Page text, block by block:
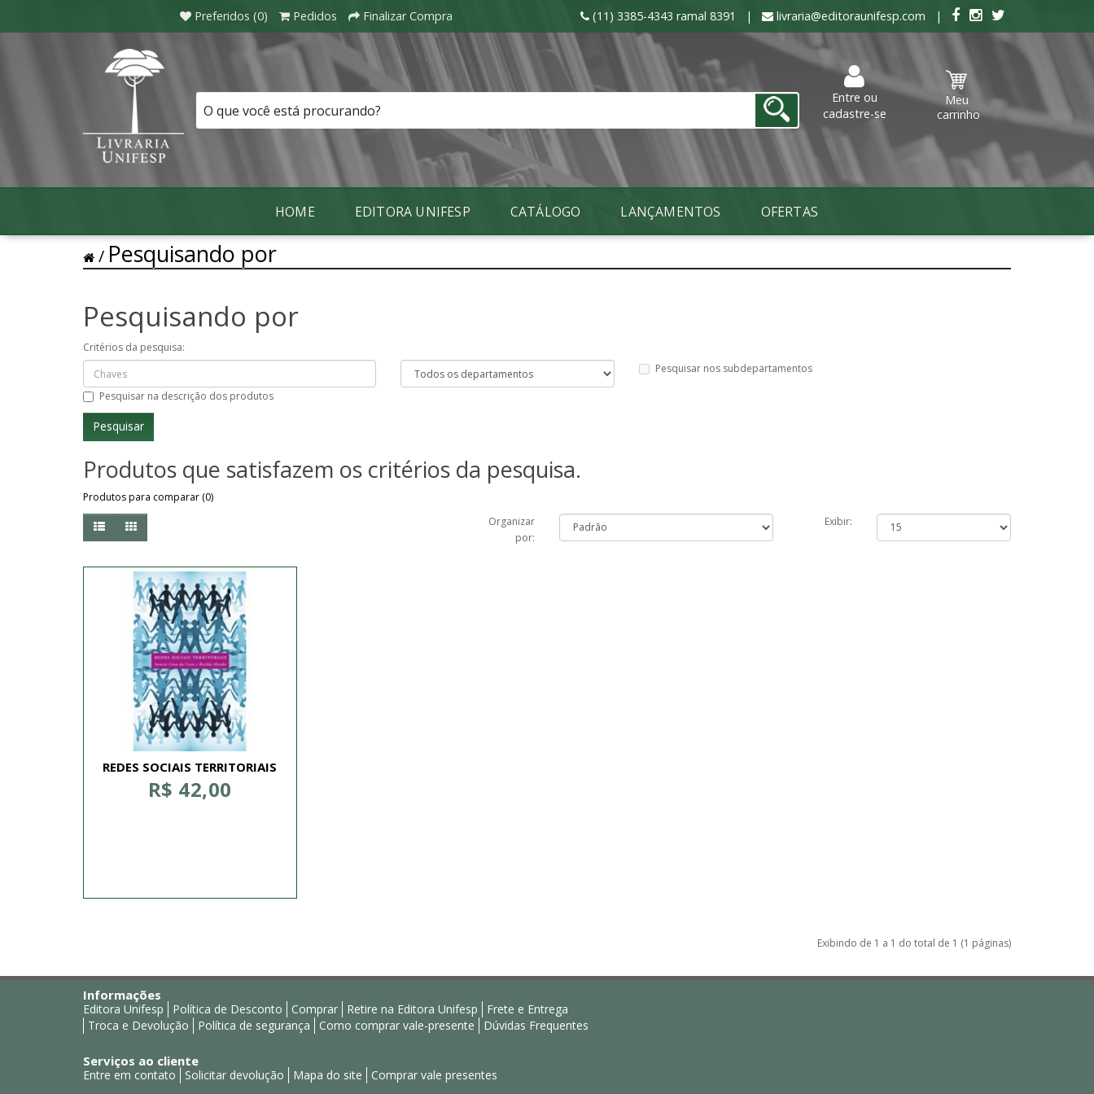
Preferidos (0) Pedidos Finalizar Compra
Entre ou
cadastre-se
Meu
carrinho
(11) 3385-4343 ramal 8391 | livraria@editoraunifesp.com |
HOME EDITORA UNIFESP CATÁLOGO LANÇAMENTOS OFERTAS
Pesquisando por
Pesquisando por
Critérios da pesquisa:
Pesquisar nos subdepartamentos
Pesquisar na descrição dos produtos
Produtos que satisfazem os critérios da pesquisa.
Produtos para comparar (0)
Organizar
por:
Exibir:
REDES SOCIAIS TERRITORIAIS
R$ 42,00
Exibindo de 1 a 1 do total de 1 (1 páginas)
Informações
Editora Unifesp Política de Desconto Comprar Retire na Editora Unifesp
Frete e Entrega
Troca e Devolução
Política de segurança Como comprar vale-presente Dúvidas Frequentes
Serviços ao cliente
Entre em contato Solicitar devolução Mapa do site Comprar vale presentes